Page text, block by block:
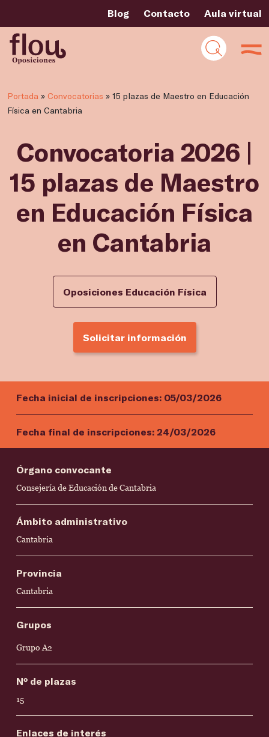
Blog Contacto Aula virtual
Portada » Convocatorias » 15 plazas de Maestro en Educación
Física en Cantabria
Convocatoria 2026 |
15 plazas de Maestro
en Educación Física
en Cantabria
Oposiciones Educación Física
Solicitar información
Fecha inicial de inscripciones: 05/03/2026
Fecha final de inscripciones: 24/03/2026
Órgano convocante
Consejería de Educación de Cantabria
Ámbito administrativo
Cantabria
Provincia
Cantabria
Grupos
Grupo A2
Nº de plazas
15
Enlaces de interés